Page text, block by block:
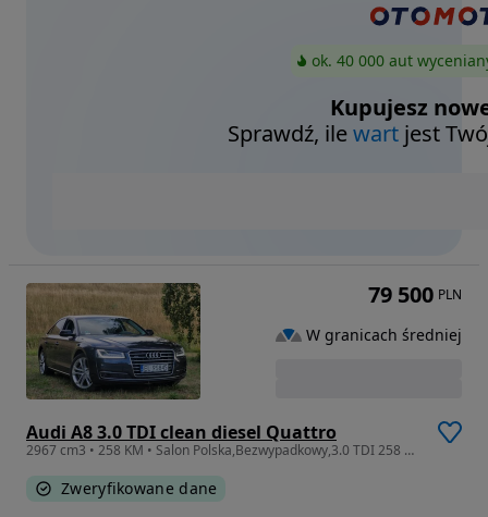
ok. 40 000 aut
Kupujesz
Sprawdź, ilewart jest
Audi A8 3.0 TDI clean diesel Quattro
2967 cm3 • 258 KM • Salon Polska,Bezwypadkowy,3.0 TDI 258 KM. Możliwość Zamiany
Zweryfikowane dane
79 500 PLN
W granicach średniej